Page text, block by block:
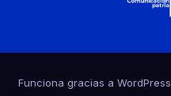
Funciona gracias a WordPress